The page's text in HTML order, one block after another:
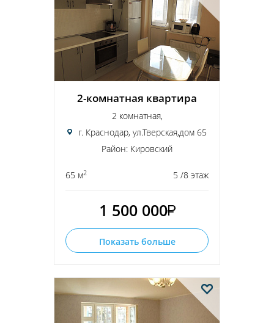
2-комнатная квартира
2 комнатная,
г. Краснодар, ул.Тверская,дом 65
Район: Кировский
65 м2 5 /8 этаж
1 500 000
Показать больше